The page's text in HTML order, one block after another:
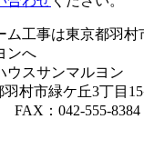
ム工事は東京都羽村
ンへ
ウスサンマルヨン
村市緑ケ丘3丁目
FAX：042-555-8384